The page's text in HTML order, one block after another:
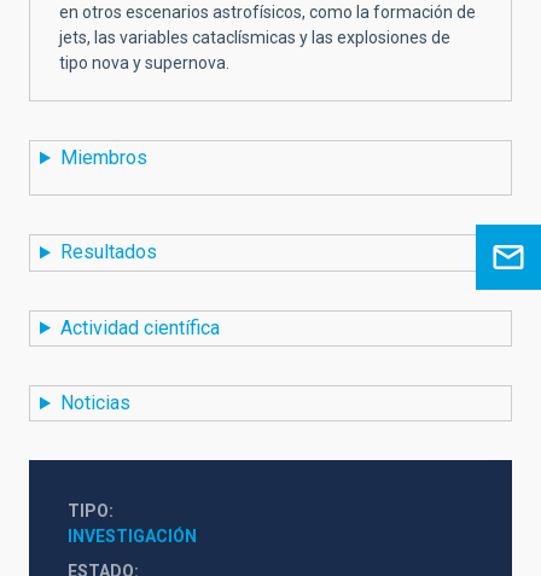
en otros escenarios astrofísicos, como la formación de
jets, las variables cataclísmicas y las explosiones de
tipo nova y supernova.
Miembros
Resultados
Actividad científica
Noticias
TIPO
INVESTIGACIÓN
ESTADO